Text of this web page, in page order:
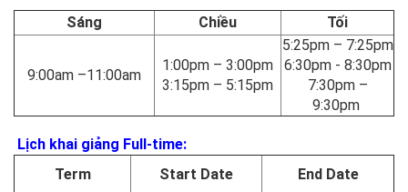
Sáng
Chiều Tối
9:00am –11:00am
1:00pm – 3:00pm
3:15pm – 5:15pm
5:25pm – 7:25pm
6:30pm - 8:30pm
7:30pm –
9:30pm
Lịch khai giảng Full-time:
Term
Start Date End Date